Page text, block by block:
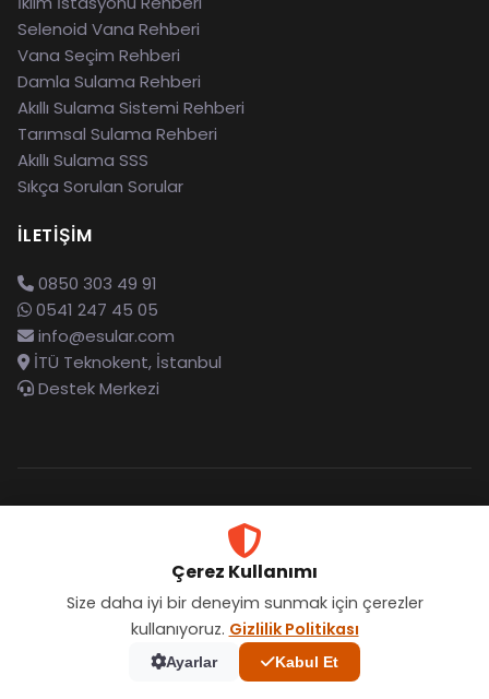
Selenoid Vana Rehberi
Vana Seçim Rehberi
Damla Sulama Rehberi
Akıllı Sulama Sistemi Rehberi
Tarımsal Sulama Rehberi
Akıllı Sulama SSS
Sıkça Sorulan Sorular
İLETIŞIM
0850 303 49 91
0541 247 45 05
info@esular.com
İTÜ Teknokent, İstanbul
Destek Merkezi
BÜLTENIMIZE ABONE OLUN
Tarım teknolojileri, yeni ürünler ve
kampanyalardan haberdar olun.
Çerez Kullanımı
Size daha iyi bir deneyim sunmak için çerezler
kullanıyoruz. Gizlilik Politikası
Ayarlar Kabul Et